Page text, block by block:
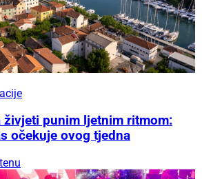
živjeti punim ljetnim ritmom:
očekuje ovog tjedna